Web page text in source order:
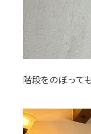
階段をのぼって